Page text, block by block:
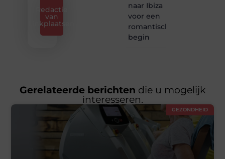
Redactie
van
Linkplaatsen
naar Ibiza
voor een
romantisch
begin
Gerelateerde berichten die u mogelijk
interesseren.
GEZONDHEID